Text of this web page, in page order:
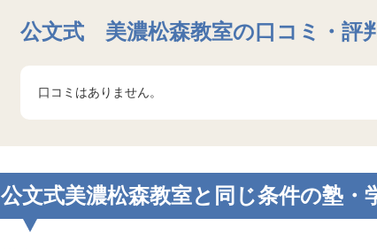
公文式 美濃松森教室の口コミ・評
口コミはありません。
公文式美濃松森教室と同じ条件の塾